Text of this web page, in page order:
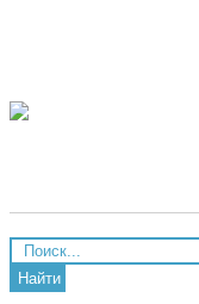
Найти